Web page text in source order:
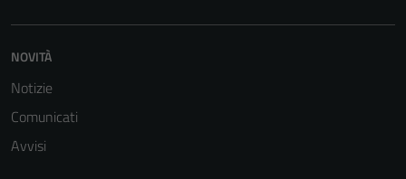
NOVITÀ
Notizie
Comunicati
Avvisi
Questi cookie